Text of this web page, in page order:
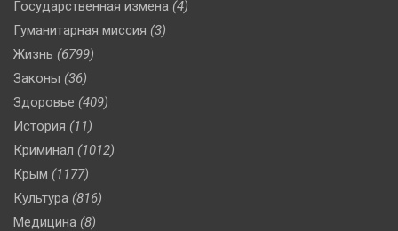
Государственная измена (4)
Гуманитарная миссия (3)
Жизнь (6799)
Законы (36)
Здоровье (409)
История (11)
Криминал (1012)
Крым (1177)
Культура (816)
Медицина (8)